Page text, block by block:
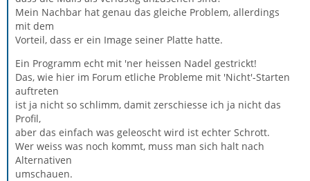
Mein Nachbar hat genau das gleiche Problem, allerdings
mit dem
Vorteil, dass er ein Image seiner Platte hatte.
Ein Programm echt mit 'ner heissen Nadel gestrickt!
Das, wie hier im Forum etliche Probleme mit 'Nicht'-Starten
auftreten
ist ja nicht so schlimm, damit zerschiesse ich ja nicht das
Profil,
aber das einfach was geleoscht wird ist echter Schrott.
Wer weiss was noch kommt, muss man sich halt nach
Alternativen
umschauen.